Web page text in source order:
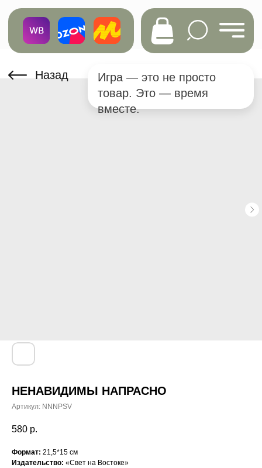
Назад
Игра — это не просто
вместе.
НЕНАВИДИМЫ НАПРАСНО
Артикул: NNNPSV
580 р.
Формат: 21,5*15 см
Издательство: «Свет на Востоке»